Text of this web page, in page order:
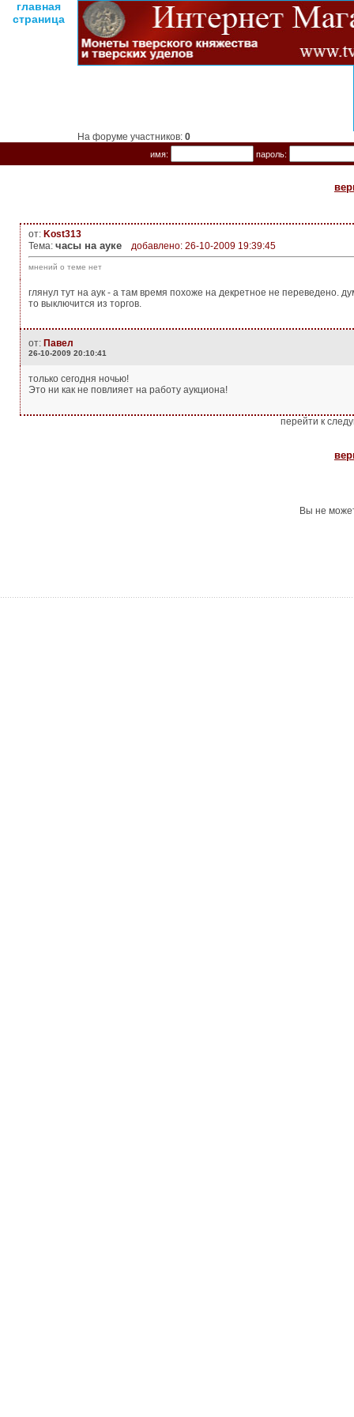
главная
страница
На форуме участников: 0
имя: пароль:
от: Kost313
Тема: часы на ауке добавлено: 26-10-2009 19:39:45
мнений о теме нет
глянул тут на аук - а там время похоже на декретное не переведено.
то выключится из торгов.
от: Павел
26-10-2009 20:10:41
только сегодня ночью!
Это ни как не повлияет на работу аукциона!
перейти к
Вы не